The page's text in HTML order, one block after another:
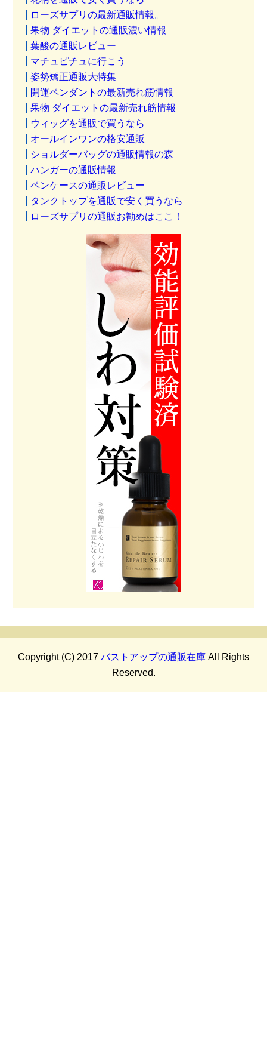
ローズサプリの最新通販情報。
果物 ダイエットの通販濃い情報
葉酸の通販レビュー
マチュピチュに行こう
姿勢矯正通販大特集
開運ペンダントの最新売れ筋情報
果物 ダイエットの最新売れ筋情報
ウィッグを通販で買うなら
オールインワンの格安通販
ショルダーバッグの通販情報の森
ハンガーの通販情報
ペンケースの通販レビュー
タンクトップを通販で安く買うなら
ローズサプリの通販お勧めはここ！
Copyright (C) 2017 バストアップの通販在庫 All Rights
Reserved.